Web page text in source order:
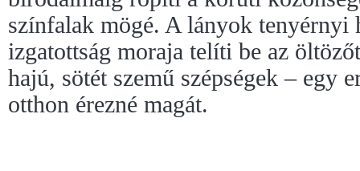
színfalak mögé. A lányok tenyérnyi
izgatottság moraja telíti be az
hajú, sötét szemű szépségek – egy
otthon érezné magát.